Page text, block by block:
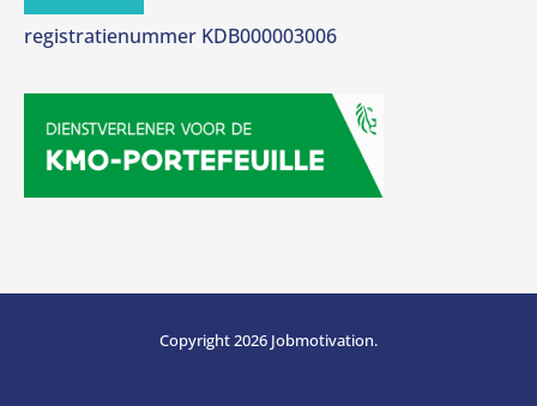
registratienummer KDB000003006
Copyright 2026 Jobmotivation.